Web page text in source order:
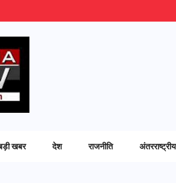
खबर देश राजनीति अंतरराष्ट्रीय